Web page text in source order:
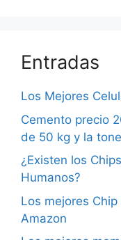
Entradas
Los Mejores
Cemento precio
de 50 kg y la
¿Existen los
Humanos?
Los mejores
Amazon